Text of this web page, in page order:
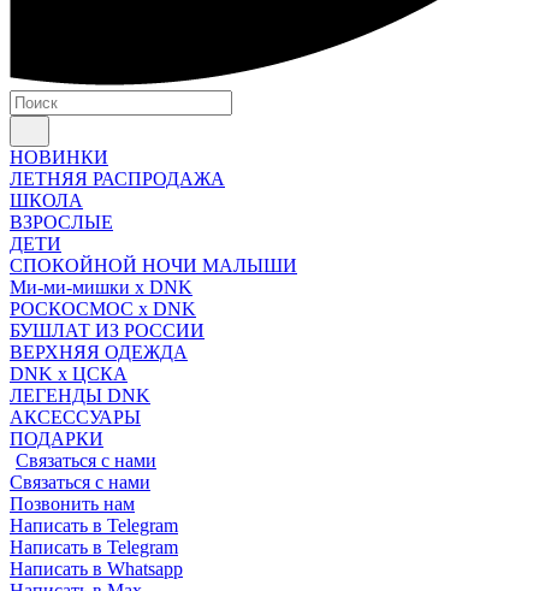
НОВИНКИ
ЛЕТНЯЯ РАСПРОДАЖА
ШКОЛА
ВЗРОСЛЫЕ
ДЕТИ
СПОКОЙНОЙ НОЧИ МАЛЫШИ
Ми-ми-мишки x DNK
РОСКОСМОС x DNK
БУШЛАТ ИЗ РОССИИ
ВЕРХНЯЯ ОДЕЖДА
DNK x ЦСКА
ЛЕГЕНДЫ DNK
АКСЕССУАРЫ
ПОДАРКИ
Связаться с нами
Связаться с нами
Позвонить нам
Написать в Telegram
Написать в Telegram
Написать в Whatsapp